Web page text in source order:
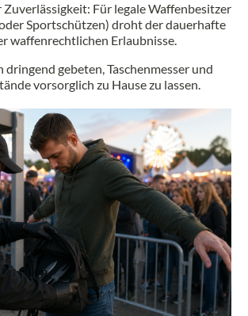
Zuverlässigkeit: Für legale Waffenbesitzer
Sportschützen) droht der dauerhafte
waffenrechtlichen Erlaubnisse.
dringend gebeten, Taschenmesser und
vorsorglich zu Hause zu lassen.